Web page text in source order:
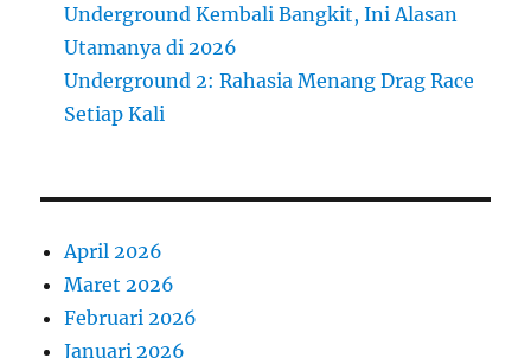
Underground Kembali Bangkit, Ini Alasan
Utamanya di 2026
Underground 2: Rahasia Menang Drag Race
Setiap Kali
April 2026
Maret 2026
Februari 2026
Januari 2026